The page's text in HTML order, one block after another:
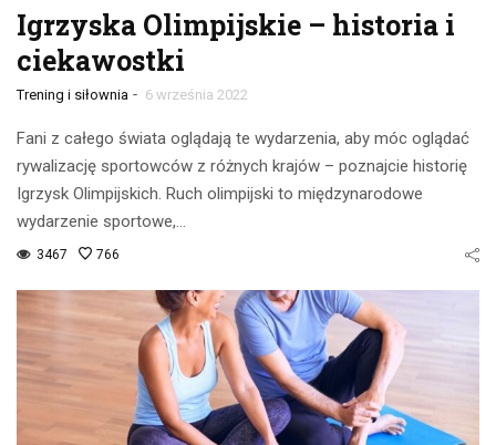
Igrzyska Olimpijskie – historia i
ciekawostki
Trening i siłownia - 6 września 2022
Fani z całego świata oglądają te wydarzenia, aby móc oglądać
rywalizację sportowców z różnych krajów – poznajcie historię
Igrzysk Olimpijskich. Ruch olimpijski to międzynarodowe
wydarzenie sportowe,…
3467 766